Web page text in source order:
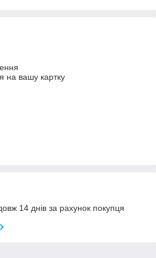
на вашу картку
14 днів за рахунок покупця